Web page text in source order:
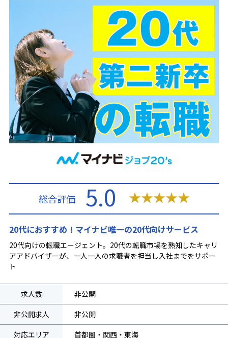
20代におすすめ！マイナビ唯一の20代向けサービス
20代向けの転職エージェント。20代の転職市場を熟知したキャリ
アアドバイザーが、一人一人の求職者を担当し入社までをサポー
ト
総合評価 5.0 ★★★★★
求人数
非公開
非公開求人
非公開
対応エリア
首都圏・関西・東海